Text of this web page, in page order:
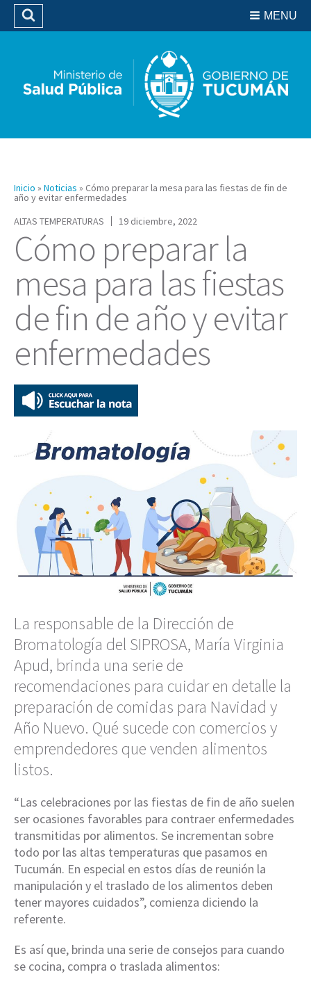
Biblioteca
MENU
Buscar
Inicio » Noticias » Cómo preparar la mesa para las fiestas de fin de
año y evitar enfermedades
ALTAS TEMPERATURAS
19 diciembre, 2022
Cómo preparar la
mesa para las fiestas
de fin de año y evitar
enfermedades
La responsable de la Dirección de
Bromatología del SIPROSA, María Virginia
Apud, brinda una serie de
recomendaciones para cuidar en detalle la
preparación de comidas para Navidad y
Año Nuevo. Qué sucede con comercios y
emprendedores que venden alimentos
listos.
“Las celebraciones por las fiestas de fin de año suelen
ser ocasiones favorables para contraer enfermedades
transmitidas por alimentos. Se incrementan sobre
todo por las altas temperaturas que pasamos en
Tucumán. En especial en estos días de reunión la
manipulación y el traslado de los alimentos deben
tener mayores cuidados”, comienza diciendo la
referente.
Es así que, brinda una serie de consejos para cuando
se cocina, compra o traslada alimentos: